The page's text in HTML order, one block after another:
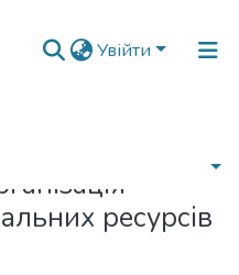
Увійти
ресурсів